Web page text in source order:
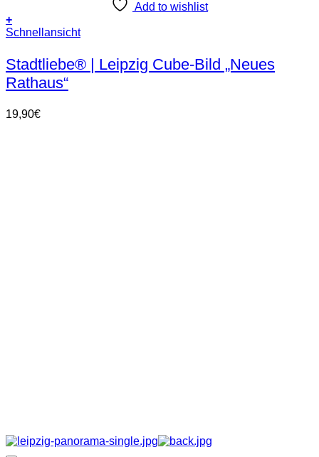
Add to wishlist
+
Schnellansicht
Stadtliebe® | Leipzig Cube-Bild „Neues
Rathaus“
19,90€